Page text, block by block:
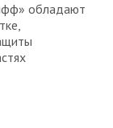
обладают